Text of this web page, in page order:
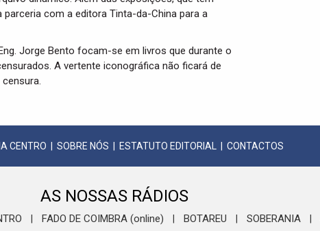
com a editora Tinta-da-China para a
Jorge Bento focam-se em livros que durante o
A vertente iconográfica não ficará de
CENTRO SOBRE NÓS ESTATUTO EDITORIAL CONTACTOS
AS NOSSAS RÁDIOS
FADO DE COIMBRA (online) BOTAREU SOBERANIA